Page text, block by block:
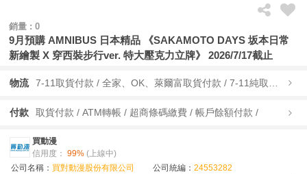
銷量 : 0
9月預購 AMNIBUS 日本精品 《SAKAMOTO DAYS 坂本日常
新繪製 X 穿西裝步行ver. 特大壓克力立牌》 2026/7/17截止
物流
付款 取貨付款 / ATM轉帳 / 超商條碼繳費 / 帳戶餘額付款 /
買動漫
信用度： 99% (上線中)
公司名稱： 買對動漫股份有限公司 公司統編： 24553282